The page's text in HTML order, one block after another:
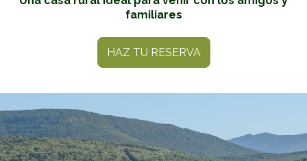
familiares
HAZ TU RESERVA